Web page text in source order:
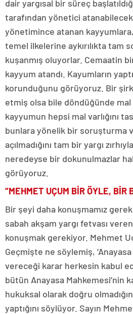
dair yargısal bir süreç
tarafından yönetici
yönetimince atanan
temel ilkelerine aykırılıkta tam
kuşanmış oluyorlar. Cemaatin
kayyum atandı. Kayumların
korunduğunu görüyoruz. Bir
etmiş olsa bile döndüğünde mal
kayyumun hepsi mal varlığını
bunlara yönelik bir soruşturma
açılmadığını tam bir yargı
neredeyse bir dokunulmazlar
görüyoruz.
“MEHMET UÇUM BİR ÖYLE, BİR
Bir şeyi daha konuşmamız
sabah akşam yargı fetvası
konuşmak gerekiyor. Mehmet
Geçmişte ne söylemiş,
vereceği karar herkesin kabul
bütün Anayasa Mahkemesi’nin
hukuksal olarak doğru
yaptığını söylüyor. Sayın